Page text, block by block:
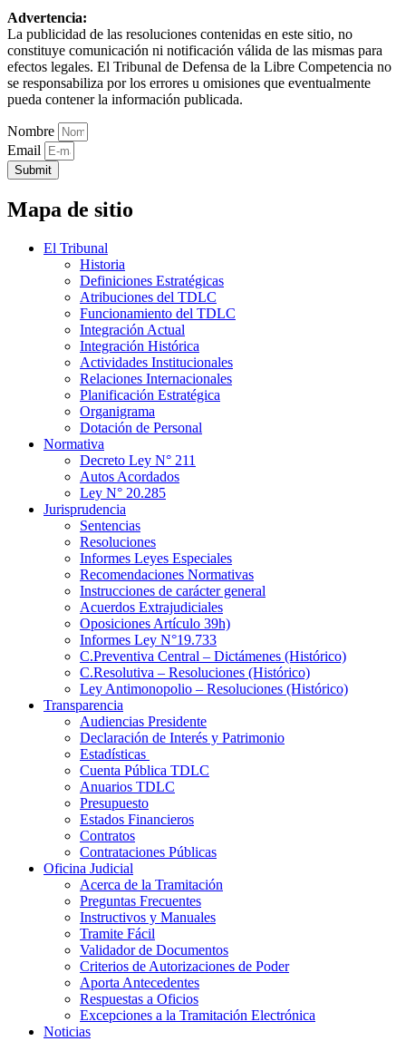
Advertencia:
La publicidad de las resoluciones contenidas en este sitio, no
constituye comunicación ni notificación válida de las mismas para
efectos legales. El Tribunal de Defensa de la Libre Competencia no
se responsabiliza por los errores u omisiones que eventualmente
pueda contener la información publicada.
Nombre
Email
Submit
Mapa de sitio
El Tribunal
Historia
Definiciones Estratégicas
Atribuciones del TDLC
Funcionamiento del TDLC
Integración Actual
Integración Histórica
Actividades Institucionales
Relaciones Internacionales
Planificación Estratégica
Organigrama
Dotación de Personal
Normativa
Decreto Ley N° 211
Autos Acordados
Ley N° 20.285
Jurisprudencia
Sentencias
Resoluciones
Informes Leyes Especiales
Recomendaciones Normativas
Instrucciones de carácter general
Acuerdos Extrajudiciales
Oposiciones Artículo 39h)
Informes Ley N°19.733
C.Preventiva Central – Dictámenes (Histórico)
C.Resolutiva – Resoluciones (Histórico)
Ley Antimonopolio – Resoluciones (Histórico)
Transparencia
Audiencias Presidente
Declaración de Interés y Patrimonio
Estadísticas
Cuenta Pública TDLC
Anuarios TDLC
Presupuesto
Estados Financieros
Contratos
Contrataciones Públicas
Oficina Judicial
Acerca de la Tramitación
Preguntas Frecuentes
Instructivos y Manuales
Tramite Fácil
Validador de Documentos
Criterios de Autorizaciones de Poder
Aporta Antecedentes
Respuestas a Oficios
Excepciones a la Tramitación Electrónica
Noticias